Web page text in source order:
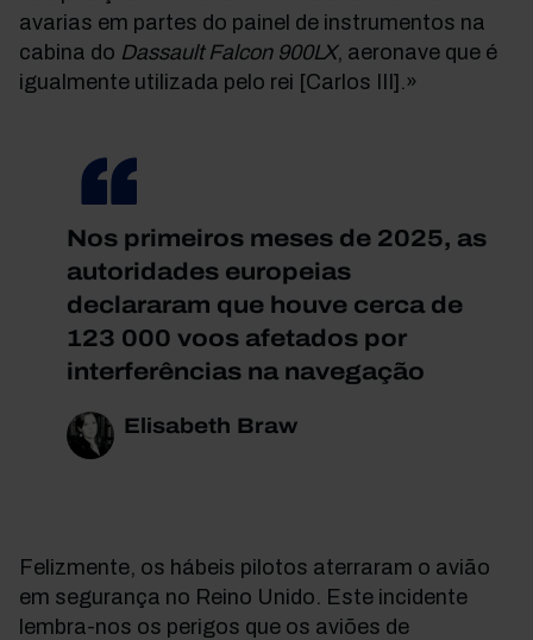
avarias em partes do painel de instrumentos na
cabina do Dassault Falcon 900LX, aeronave que é
igualmente utilizada pelo rei [Carlos III].»
Nos primeiros meses de 2025, as
autoridades europeias
declararam que houve cerca de
123 000 voos afetados por
interferências na navegação
Elisabeth Braw
Felizmente, os hábeis pilotos aterraram o avião
em segurança no Reino Unido. Este incidente
lembra-nos os perigos que os aviões de